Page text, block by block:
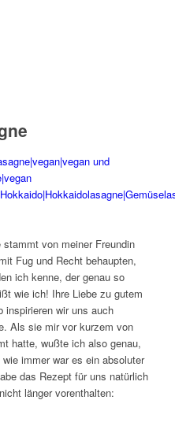
von meiner Freundin
Fug und Recht behaupten,
ich kenne, der genau so
wie ich! Ihre Liebe zu gutem
inspirieren wir uns auch
Als sie mir vor kurzem von
hatte, wußte ich also genau,
immer war es ein absoluter
das Rezept für uns natürlich
länger vorenthalten: